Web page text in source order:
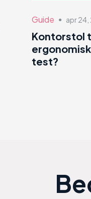
Guide ● apr
Kontorstol
test?